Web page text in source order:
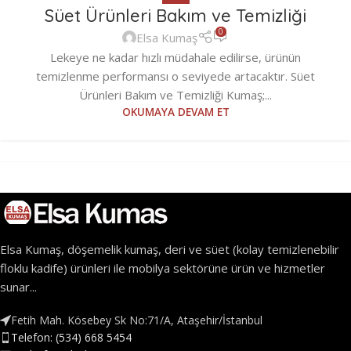
Süet Ürünleri Bakım ve Temizliği
Elsa Kumaş 0
Lekeye ne kadar hızlı müdahale edilirse, ürünün
temizlenme performansı o seviyede artacaktır. Süet
Ürünleri Bakım ve Temizliği Kumaş;...
OKUMAYA DEVAM ET
Elsa Kumaş, döşemelik kumaş, deri ve süet (kolay temizlenebilir
floklu kadife) ürünleri ile mobilya sektörüne ürün ve hizmetler
sunar...
Fetih Mah. Kösebey Sk No:71/A, Ataşehir/İstanbul
Telefon: (534) 668 5454